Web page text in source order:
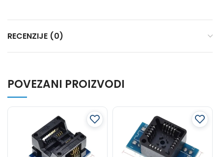
RECENZIJE (0)
POVEZANI PROIZVODI